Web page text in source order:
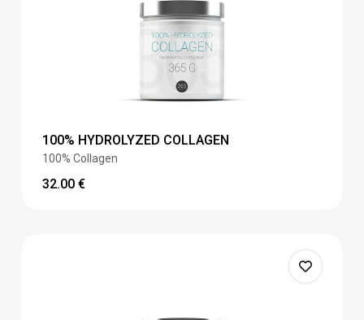
100% HYDROLYZED COLLAGEN
100% Collagen
32.00 €